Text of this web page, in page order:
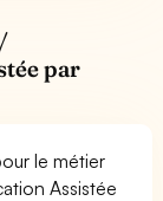
par
le métier
Assistée